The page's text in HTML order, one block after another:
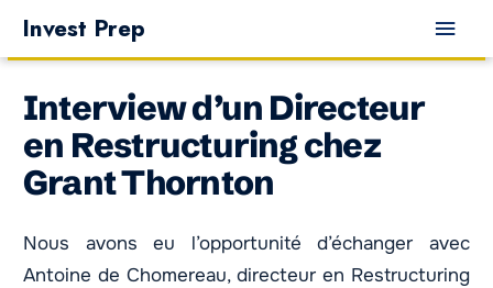
contenu
Invest Prep
Interview d’un Directeur
en Restructuring chez
Grant Thornton
Nous avons eu l’opportunité d’échanger avec
Antoine de Chomereau, directeur en Restructuring